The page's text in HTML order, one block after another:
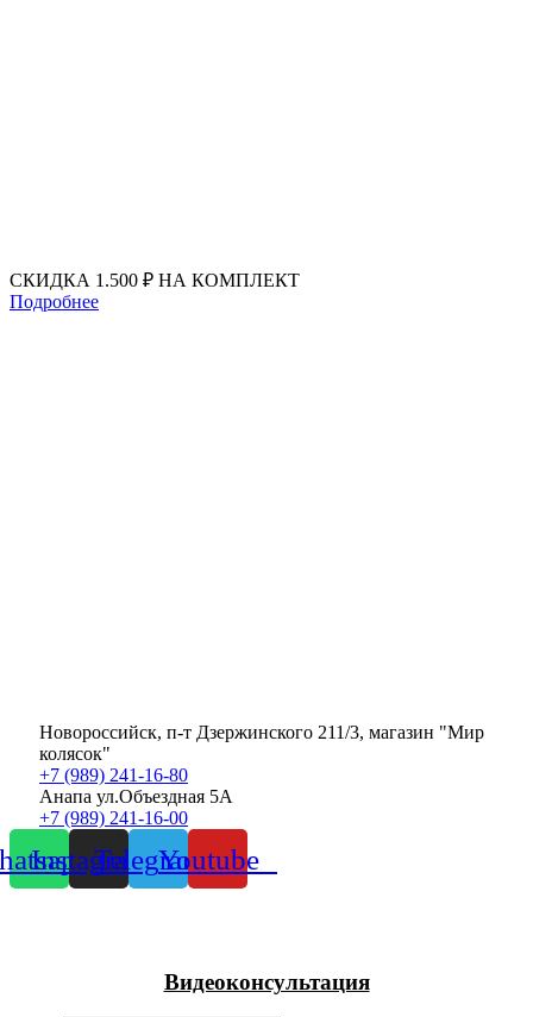
СКИДКА 1.500 ₽ НА КОМПЛЕКТ
Подробнее
Новороссийск, п-т Дзержинского 211/3, магазин "Мир
колясок"
+7 (989) 241-16-80
Анапа ул.Объездная 5А
+7 (989) 241-16-00
InstagramTelegramYoutube
Видеоконсультация